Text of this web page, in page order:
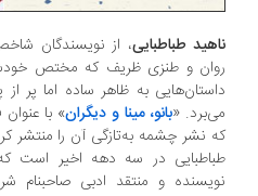
طباطبایی، از نویسندگان شاخص زن
و طنزی ظریف که مختص خودش
به ظاهر ساده اما پر از
«بانو، مینا و دیگران» با عنوان فرعی
نشر چشمه به‌تازگی آن را منتشر کرده،
در سه دهه اخیر است که با
و منتقد ادبی صاحبنام شروع